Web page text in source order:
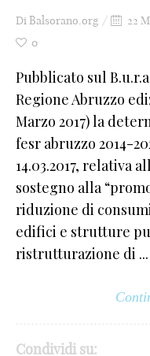
DiBalsorano.org 22
0
Pubblicato sul
Regione Abruzzo
Marzo 2017) la
fesr abruzzo 2014-
14.03.2017, relativa
sostegno alla
riduzione di
edifici e strutture
ristrutturazione di ...
Condividi su: